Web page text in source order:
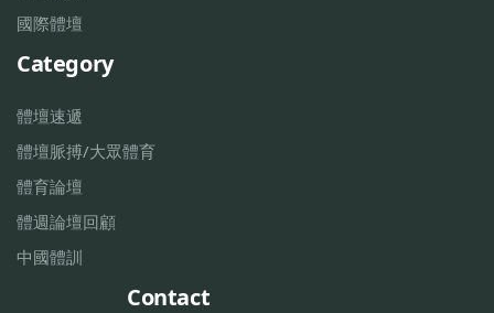
國際體壇
Category
體壇速遞
體壇脈搏/大眾體育
體育論壇
體週論壇回顧
中國體訓
Contact